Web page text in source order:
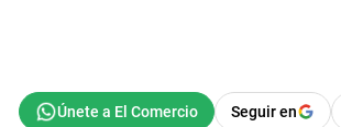
Seguir en